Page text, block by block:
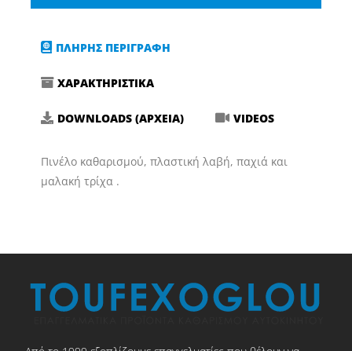
Καθαρισμού
για
Εσωτερικά
Αυτοκινήτου
30mm
ΠΛΗΡΗΣ ΠΕΡΙΓΡΑΦΗ
ΧΑΡΑΚΤΗΡΙΣΤΙΚΑ
DOWNLOADS (ΑΡΧΕΙΑ) VIDEOS
Πινέλο καθαρισμού, πλαστική λαβή, παχιά και
μαλακή τρίχα .